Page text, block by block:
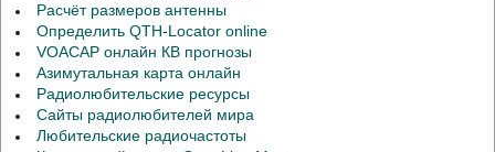
Расчёт размеров антенны
Определить QTH-Locator online
VOACAP онлайн КВ прогнозы
Азимутальная карта онлайн
Радиолюбительские ресурсы
Сайты радиолюбителей мира
Любительские радиочастоты